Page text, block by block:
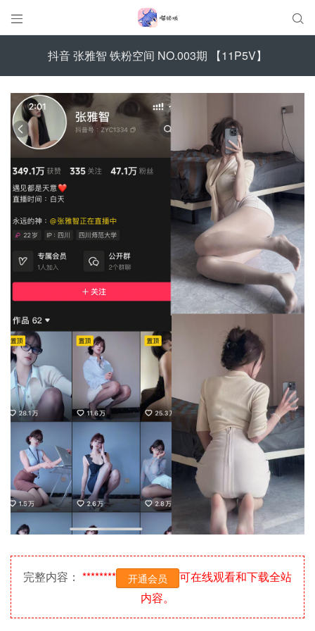
 
抖音 张雅智 铁粉空间 NO.003期 【11P5V】
完整内容： ******** 开通会员
可在线观看和下载全站
内容。